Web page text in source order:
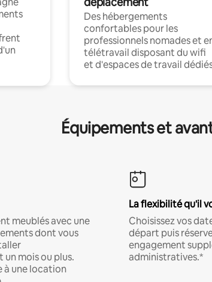
Des hébergements
confortables pour les
professionnels nomades et
télétravail disposant du wifi
et d'espaces de travail
Équipements et
meublés avec une
dont vous
mois ou plus.
à une location
La flexibilité qu'il
Choisissez vos
départ puis
engagement
administratives.*